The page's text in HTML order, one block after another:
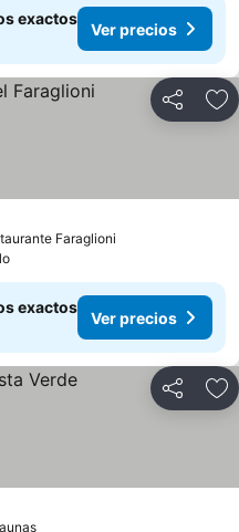
exactos
Ver precios
Compartir
Faraglioni
exactos
Ver precios
Compartir